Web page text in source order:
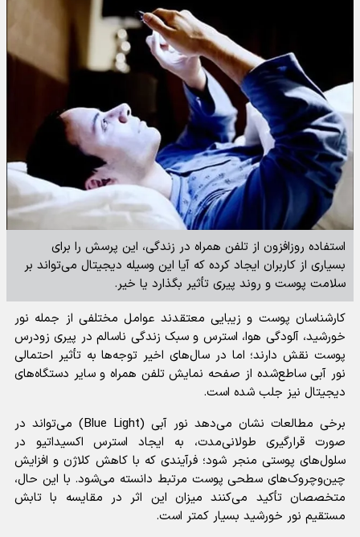
استفاده روزافزون از تلفن همراه در زندگی، این پرسش را برای
بسیاری از کاربران ایجاد کرده که آیا این وسیله دیجیتال می‌تواند بر
سلامت پوست و روند پیری تأثیر بگذارد یا خیر.
کارشناسان پوست و زیبایی معتقدند عوامل مختلفی از جمله نور
خورشید، آلودگی هوا، استرس و سبک زندگی ناسالم در پیری زودرس
پوست نقش دارند؛ اما در سال‌های اخیر توجه‌ها به تأثیر احتمالی
نور آبی ساطع‌شده از صفحه نمایش تلفن همراه و سایر دستگاه‌های
دیجیتال نیز جلب شده است.
برخی مطالعات نشان می‌دهد نور آبی (Blue Light) می‌تواند در
صورت قرارگیری طولانی‌مدت، به ایجاد استرس اکسیداتیو در
سلول‌های پوستی منجر شود؛ فرآیندی که با کاهش کلاژن و افزایش
چین‌وچروک‌های سطحی پوست مرتبط دانسته می‌شود. با این حال،
متخصصان تأکید می‌کنند میزان این اثر در مقایسه با تابش
مستقیم نور خورشید بسیار کمتر است.